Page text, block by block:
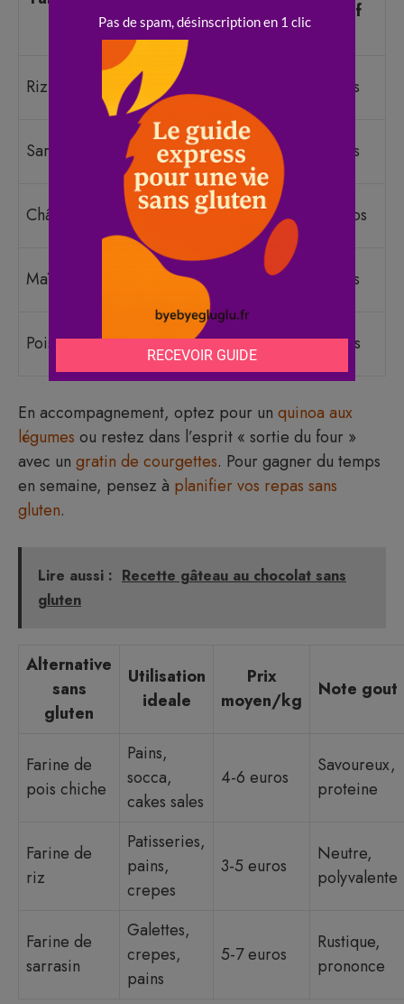
indicatif
Riz blanc
Base neutre,
gâteaux légers
3 à 5 euros
Sarrasin
Galettes, pains
rustiques
5 à 8 euros
Châtaigne
Pâtisseries riches,
biscuits
8 à 12 euros
Maïs
Crêpes, polenta,
3 à 6 euros
Pois chiche
Socca, falafels,
pâtes
4 à 7 euros
En accompagnement, optez pour un quinoa aux
légumes ou restez dans l’esprit « sortie du four »
avec un gratin de courgettes. Pour gagner du temps
en semaine, pensez à planifier vos repas sans
gluten.
Lire aussi : Recette gâteau au chocolat sans
gluten
Alternative
sans
gluten
Utilisation
ideale
Prix
moyen/kg
Note gout
Farine de
pois chiche
Pains,
socca,
cakes sales
4-6 euros
Savoureux,
proteine
Farine de
riz
Patisseries,
pains,
crepes
3-5 euros
Neutre,
polyvalente
Farine de
sarrasin
Galettes,
crepes,
pains
5-7 euros
Rustique,
prononce